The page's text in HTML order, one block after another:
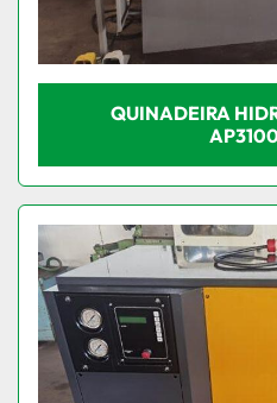
QUINADEIRA